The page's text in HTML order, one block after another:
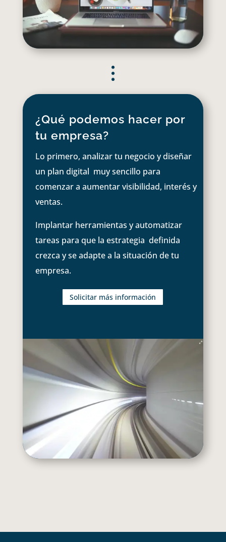
¿Qué podemos hacer por
tu empresa?
Lo primero, analizar tu negocio y diseñar
un plan digital muy sencillo para
comenzar a aumentar visibilidad, interés y
ventas.
Implantar herramientas y automatizar
tareas para que la estrategia definida
crezca y se adapte a la situación de tu
empresa.
Solicitar más información